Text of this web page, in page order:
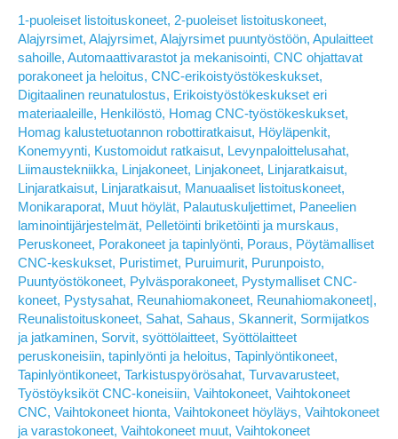
1-puoleiset listoituskoneet, 2-puoleiset listoituskoneet,
Alajyrsimet, Alajyrsimet, Alajyrsimet puuntyöstöön, Apulaitteet
sahoille, Automaattivarastot ja mekanisointi, CNC ohjattavat
porakoneet ja heloitus, CNC-erikoistyöstökeskukset,
Digitaalinen reunatulostus, Erikoistyöstökeskukset eri
materiaaleille, Henkilöstö, Homag CNC-työstökeskukset,
Homag kalustetuotannon robottiratkaisut, Höyläpenkit,
Konemyynti, Kustomoidut ratkaisut, Levynpaloittelusahat,
Liimaustekniikka, Linjakoneet, Linjakoneet, Linjaratkaisut,
Linjaratkaisut, Linjaratkaisut, Manuaaliset listoituskoneet,
Monikaraporat, Muut höylät, Palautuskuljettimet, Paneelien
laminointijärjestelmät, Pelletöinti briketöinti ja murskaus,
Peruskoneet, Porakoneet ja tapinlyönti, Poraus, Pöytämalliset
CNC-keskukset, Puristimet, Puruimurit, Purunpoisto,
Puuntyöstökoneet, Pylväsporakoneet, Pystymalliset CNC-
koneet, Pystysahat, Reunahiomakoneet, Reunahiomakoneet| ,
Reunalistoituskoneet, Sahat, Sahaus, Skannerit, Sormijatkos
ja jatkaminen, Sorvit, syöttölaitteet, Syöttölaitteet
peruskoneisiin, tapinlyönti ja heloitus, Tapinlyöntikoneet,
Tapinlyöntikoneet, Tarkistuspyörösahat, Turvavarusteet,
Työstöyksiköt CNC-koneisiin, Vaihtokoneet, Vaihtokoneet
CNC, Vaihtokoneet hionta, Vaihtokoneet höyläys, Vaihtokoneet
ja varastokoneet, Vaihtokoneet muut, Vaihtokoneet